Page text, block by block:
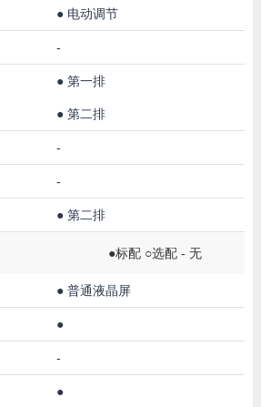
● 电动调节
-
● 第一排
● 第二排
-
-
● 第二排
●标配 ○选配 - 无
● 普通液晶屏
●
-
●